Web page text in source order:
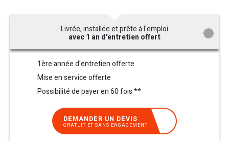
Livrée, installée et prête à l'emploi
avec 1 an d'entretien offert
1ère année d'entretien offerte
Mise en service offerte
Possibilité de payer en 60 fois **
DEMANDER UN DEVIS
GRATUIT ET SANS ENGAGEMENT